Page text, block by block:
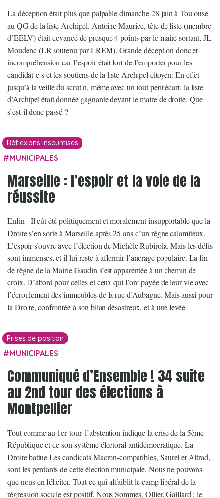
La déception était plus que palpable dimanche 28 juin à Toulouse
au QG de la liste Archipel. Antoine Maurice, tête de liste (membre
d’EELV) était devancé de presque 4 points par le maire sortant, JL
Moudenc (LR soutenu par LREM). Grande déception donc et
incompréhension car l’espoir était fort de l’emporter pour les
candidat-e-s et les soutiens de la liste Archipel citoyen. En effet
jusqu’à la veille du scrutin, même avec un tout petit écart, la liste
d’Archipel était donnée gagnante devant le maire de droite. Que
s’est-il donc passé ?
Réflexions insoumises
MUNICIPALES
Marseille : l’espoir et la voie de la
réussite
Enfin ! Il eût été politiquement et moralement insupportable que la
Droite s’en sorte à Marseille après 25 ans d’un règne calamiteux.
L’espoir s’ouvre avec l’élection de Michèle Rubirola. Mais les défis
sont immenses, et il lui reste à affermir l’ancrage populaire. La fin
de règne de la Mairie Gaudin s’est apparentée à un chemin de
croix. D’abord pour celles et ceux qui l’ont payée de leur vie avec
l’écroulement des immeubles de la rue d’Aubagne. Mais aussi pour
la Droite, confrontée à son bilan désastreux, et à une levée
Prises de position
MUNICIPALES
Communiqué d’Ensemble ! 34 suite
au 2nd tour des élections à
Montpellier
Tout comme au 1er tour, l’abstention indique la crise de la 5ème
République et de son système électoral antidémocratique. La
Droite battue Les candidats Macron-compatibles, Saurel et Altrad,
sont les perdants de cette élection municipale. Nous ne pouvons
que nous en féliciter. Tout ce qui affaiblit le camp libéral de la
régression sociale est positif. Nous Sommes, Ollier, Gaillard : le